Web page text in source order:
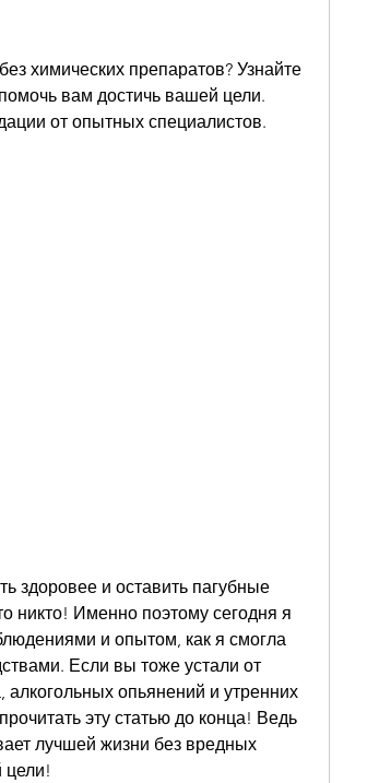
химических препаратов? Узнайте
вам достичь вашей цели.
от опытных специалистов.
здоровее и оставить пагубные
никто! Именно поэтому сегодня я
и опытом, как я смогла
Если вы тоже устали от
опьянений и утренних
эту статью до конца! Ведь
лучшей жизни без вредных
цели!